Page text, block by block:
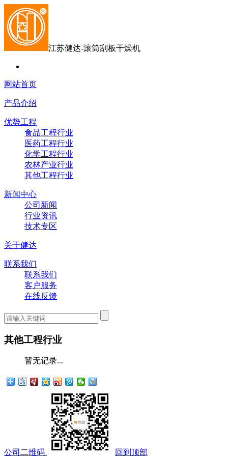
江苏健达-滚筒刮板干燥机
网站首页
产品介绍
优势工程
食品工程行业
医药工程行业
化学工程行业
农林产业行业
其他工程行业
新闻中心
公司新闻
行业资讯
技术专区
关于健达
联系我们
联系我们
客户服务
在线反馈
其他工程行业
暂无记录...
公司二维码 回到顶部